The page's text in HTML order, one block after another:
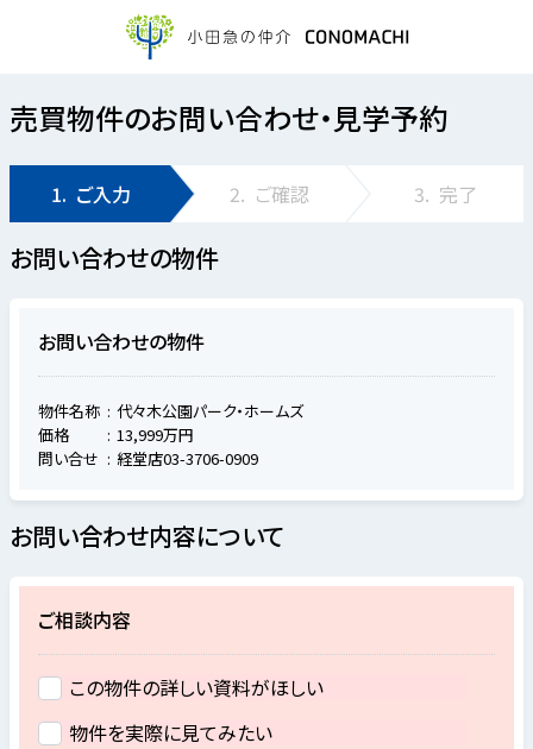
売買物件のお問い合わせ・見学予約
1. ご入力 2. ご確認 3. 完了
お問い合わせの物件
お問い合わせの物件
物件名称
代々木公園パーク・ホームズ
価格
13,999万円
問い合せ
経堂店03-3706-0909
お問い合わせ内容について
ご相談内容
この物件の詳しい資料がほしい
物件を実際に見てみたい